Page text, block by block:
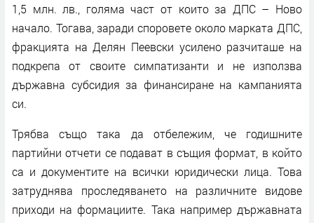
1,5 млн. лв., голяма част от които за ДПС – Ново
начало. Тогава, заради споровете около марката ДПС,
фракцията на Делян Пеевски усилено разчиташе на
подкрепа от своите симпатизанти и не използва
държавна субсидия за финансиране на кампанията
си.
Трябва също така да отбележим, че годишните
партийни отчети се подават в същия формат, в който
са и документите на всички юридически лица. Това
затруднява проследяването на различните видове
приходи на формациите. Така например държавната